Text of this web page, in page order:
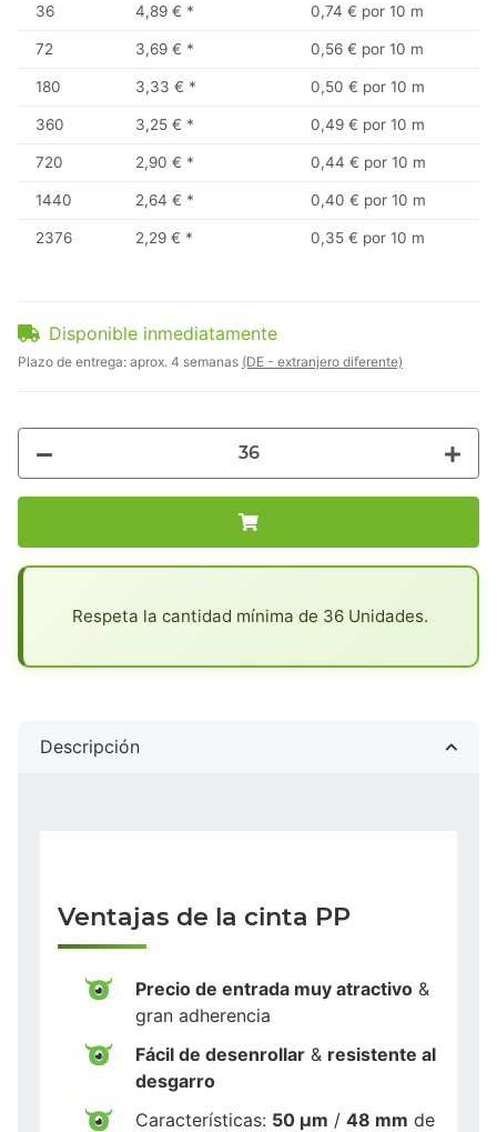
36 4,89 € * 0,74 € por 10 m
72 3,69 € * 0,56 € por 10 m
180 3,33 € * 0,50 € por 10 m
360 3,25 € * 0,49 € por 10 m
720 2,90 € * 0,44 € por 10 m
1440 2,64 € * 0,40 € por 10 m
2376 2,29 € * 0,35 € por 10 m
Disponible inmediatamente
Plazo de entrega: aprox. 4 semanas (DE - extranjero diferente)
Respeta la cantidad mínima de 36 Unidades.
Descripción
Ventajas de la cinta PP
Precio de entrada muy atractivo &
gran adherencia
Fácil de desenrollar & resistente al
desgarro
Características: 50 µm / 48 mm de